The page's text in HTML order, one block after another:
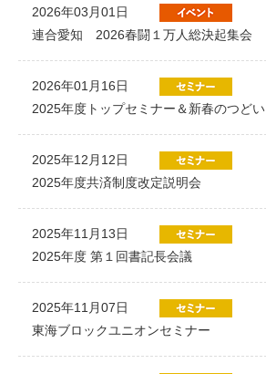
2026年03月01日
連合愛知 2026春闘１万人総決起集会
2026年01月16日
2025年度トップセミナー＆新春のつどい
2025年12月12日
2025年度共済制度改定説明会
2025年11月13日
2025年度 第１回書記長会議
2025年11月07日
東海ブロックユニオンセミナー